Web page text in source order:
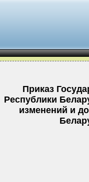
Приказ
Республики
изменений и